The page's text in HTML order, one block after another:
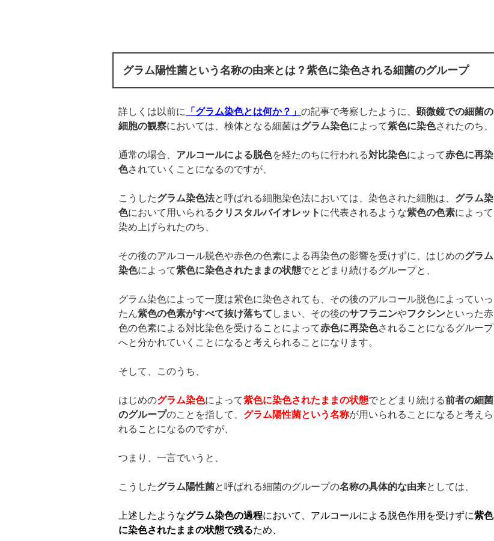
グラム陽性菌という名称の由来とは？紫色に染色される細菌のグループ
詳しくは以前に 「グラム染色とは何か？」 の記事で考察したように、 顕微鏡での細菌の
細胞の観察においては、検体となる細菌はグラム染色によって紫色に染色されたのち、
通常の場合、 アルコールによる脱色を経たのちに行われる対比染色によって赤色に再染
色されていくことになるのですが、
こうしたグラム染色法と呼ばれる細胞染色法においては、染色された細胞は、 グラム染
色において用いられるクリスタルバイオレット に代表されるような紫色の色素によって
染め上げられたのち、
その後のアルコール脱色や赤色の色素による再染色の影響を受けずに、はじめのグラム
染色によって紫色に染色されたままの状態でとどまり続けるグループと、
グラム染色によって一度は紫色に染色されても、その後のアルコール脱色によっていっ
たん紫色の色素がすべて抜け落ちて しまい、その後のサフラニンやフクシンといった赤
色の色素による対比染色を受けることによって赤色に再染色されることになるグループ
へと分かれていくことになると考えられることになります。
そして、このうち、
はじめのグラム染色によって紫色に染色されたままの状態でとどまり続ける前者の細菌
のグループのことを指して、 グラム陽性菌という名称が用いられることになると考えら
れることになるのですが、
つまり、一言でいうと、
こうしたグラム陽性菌と呼ばれる細菌のグループの名称の具体的な由来としては、
上述したようなグラム染色の過程において、アルコールによる脱色作用を受けずに紫色
に染色されたままの状態で残るため、